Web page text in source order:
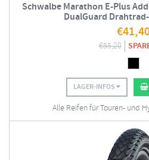
Schwalbe Marathon E-Plus
DualGuard
€
€55,20
LAGER-INFOS
Alle Reifen für Touren- und